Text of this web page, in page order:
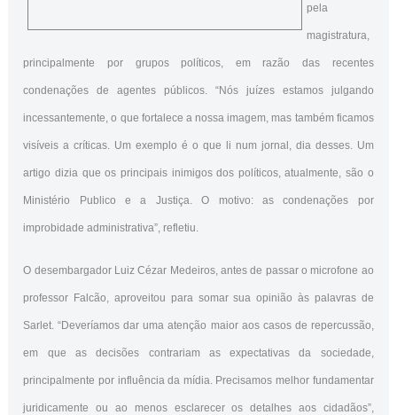
pela
magistratura,
principalmente por grupos políticos, em razão das recentes
condenações de agentes públicos. “Nós juízes estamos julgando
incessantemente, o que fortalece a nossa imagem, mas também ficamos
visíveis a críticas. Um exemplo é o que li num jornal, dia desses. Um
artigo dizia que os principais inimigos dos políticos, atualmente, são o
Ministério Publico e a Justiça. O motivo: as condenações por
improbidade administrativa”, refletiu.
O desembargador Luiz Cézar Medeiros, antes de passar o microfone ao
professor Falcão, aproveitou para somar sua opinião às palavras de
Sarlet. “Deveríamos dar uma atenção maior aos casos de repercussão,
em que as decisões contrariam as expectativas da sociedade,
principalmente por influência da mídia. Precisamos melhor fundamentar
juridicamente ou ao menos esclarecer os detalhes aos cidadãos”,